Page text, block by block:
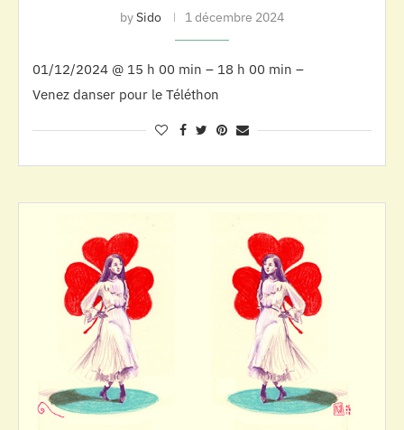
bySido 1 décembre 2024
01/12/2024 @ 15 h 00 min – 18 h 00 min –
Venez danser pour le Téléthon